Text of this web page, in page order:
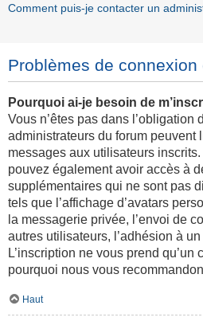
Comment puis-je contacter un
Problèmes de connexion
Pourquoi ai-je besoin de
Vous n’êtes pas dans l’obligation
administrateurs du forum peuvent
messages aux utilisateurs
pouvez également avoir accès à
supplémentaires qui ne sont pas
tels que l’affichage d’avatars
la messagerie privée, l’envoi de
autres utilisateurs, l’adhésion à
L’inscription ne vous prend qu’un
pourquoi nous vous
Haut